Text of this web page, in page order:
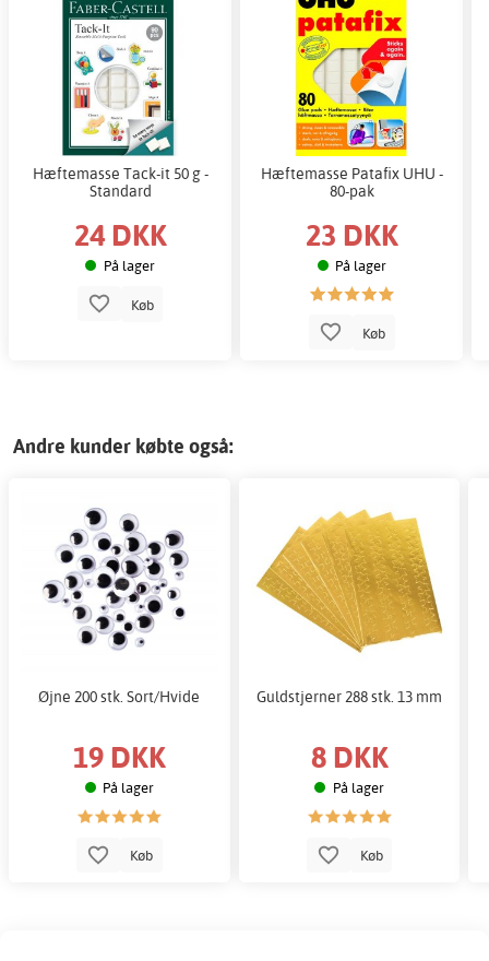
Hæftemasse Tack-it 50 g -
Standard
24 DKK
På lager
Køb
Hæftemasse Patafix UHU -
80-pak
23 DKK
På lager
Køb
Andre kunder købte også:
Øjne 200 stk. Sort/Hvide
19 DKK
På lager
Køb
Guldstjerner 288 stk. 13 mm
8 DKK
På lager
Køb